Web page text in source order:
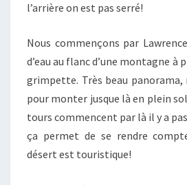
l’arrière on est pas serré!
Nous commençons par
d’eau au flanc d’une montagne à
grimpette. Très beau panorama,
pour monter jusque là en plein
tours commencent par là il y a
ça permet de se rendre
désert est touristique!